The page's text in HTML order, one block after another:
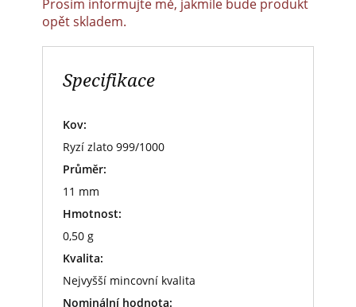
Prosím informujte mě, jakmile bude produkt
opět skladem.
Specifikace
Kov:
Ryzí zlato 999/1000
Průměr:
11 mm
Hmotnost:
0,50 g
Kvalita:
Nejvyšší mincovní kvalita
Nominální hodnota: